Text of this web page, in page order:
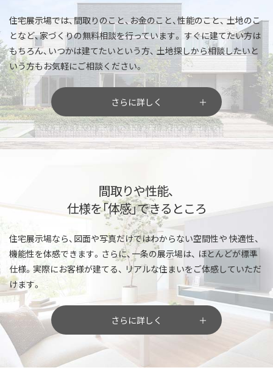
住宅展示場では、間取りのこと、お金のこと、性能のこと、土地のこ
となど、家づくりの無料相談を行っています。 すぐに建てたい方は
もちろん、いつかは建てたいという方、 土地探しから相談したいと
いう方もお気軽にご相談ください。
さらに詳しく
間取りや性能、
仕様を「体感」できるところ
住宅展示場なら、図面や写真だけではわからない空間性や 快適性、
機能性を体感できます。さらに、一条の展示場は、 ほとんどが標準
仕様。実際にお客様が建てる、 リアルな住まいをご体感していただ
けます。
さらに詳しく